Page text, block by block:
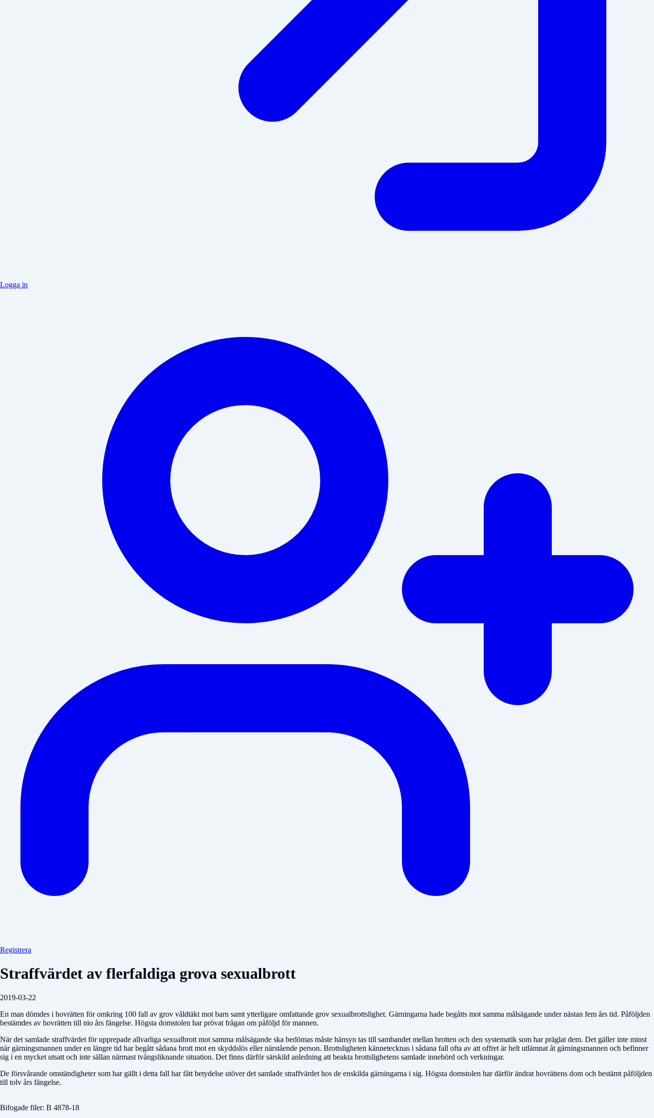
Logga in
Registrera
Straffvärdet av flerfaldiga grova sexualbrott
2019-03-22
En man dömdes i hovrätten för omkring 100 fall av grov våldtäkt mot barn samt ytterligare omfattande grov sexualbrottslighet. Gärningarna hade begåtts mot samma målsägande under nästan fem års tid. Påföljden
bestämdes av hovrätten till nio års fängelse. Högsta domstolen har prövat frågan om påföljd för mannen.
När det samlade straffvärdet för upprepade allvarliga sexualbrott mot samma målsägande ska bedömas måste hänsyn tas till sambandet mellan brotten och den systematik som har präglat dem. Det gäller inte minst
när gärningsmannen under en längre tid har begått sådana brott mot en skyddslös eller närstående person. Brottsligheten kännetecknas i sådana fall ofta av att offret är helt utlämnat åt gärningsmannen och befinner
sig i en mycket utsatt och inte sällan närmast tvångsliknande situation. Det finns därför särskild anledning att beakta brottslighetens samlade innebörd och verkningar.
De försvårande omständigheter som har gällt i detta fall har fått betydelse utöver det samlade straffvärdet hos de enskilda gärningarna i sig. Högsta domstolen har därför ändrat hovrättens dom och bestämt påföljden
till tolv års fängelse.
Bifogade filer: B 4878-18